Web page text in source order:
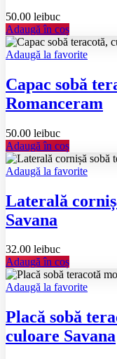
50.00 leibuc
Adaugă în coș
Adaugă la favorite
Capac sobă
Romanceram
50.00 leibuc
Adaugă în coș
Adaugă la favorite
Laterală
Savana
32.00 leibuc
Adaugă în coș
Adaugă la favorite
Placă sobă
culoare Savana